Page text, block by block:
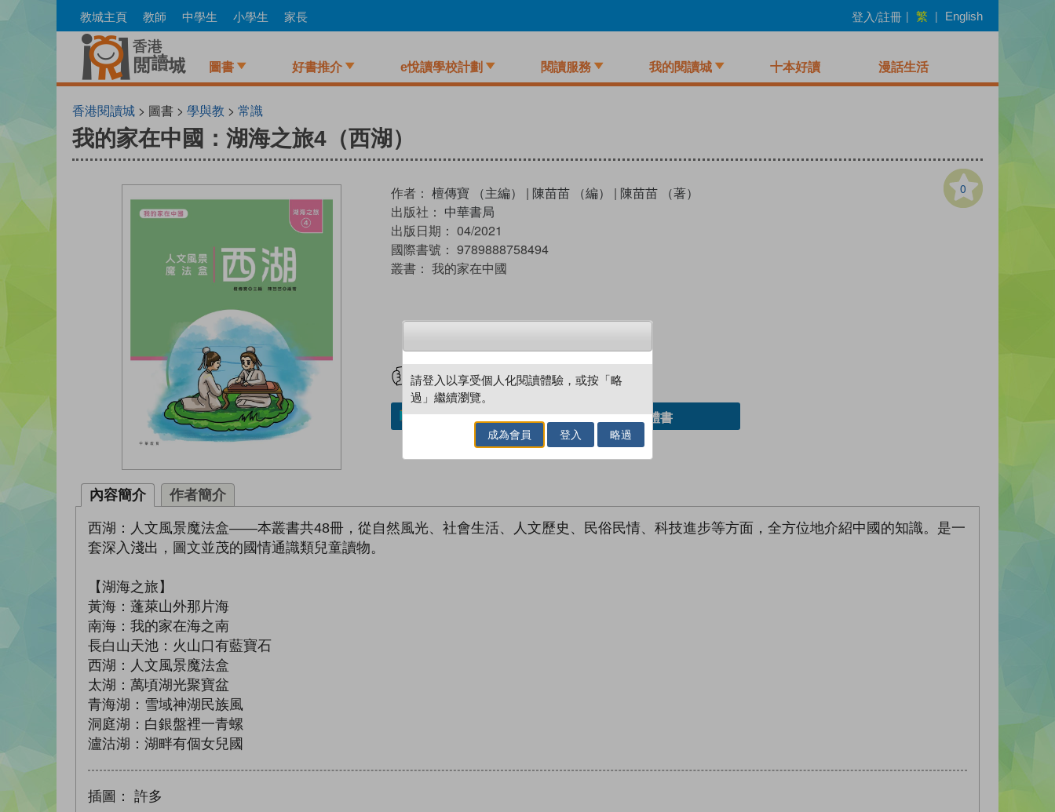
to
教城主頁 教師 中學生 小學生 家長 登入/註冊 | 繁 | English
圖書 好書推介 e悅讀學校計劃 閱讀服務 我的閱讀城 十本好讀 漫話生活
香港閱讀城 > 圖書 > 學與教 > 常識
我的家在中國：湖海之旅4（西湖）
0
作者： 檀傳寶 （主編） | 陳苗苗 （編） | 陳苗苗 （著）
出版社： 中華書局
出版日期： 04/2021
國際書號： 9789888758494
叢書： 我的家在中國
試閲 加入閱讀紀錄
加入／閱讀電子書 借閱實體書
內容簡介 作者簡介
西湖：人文風景魔法盒——本叢書共48冊，從自然風光、社會生活、人文歷史、民俗民情、科技進步等方面，全方位地介紹中國的知識。是一
套深入淺出，圖文並茂的國情通識類兒童讀物。
【湖海之旅】
黃海：蓬萊山外那片海
南海：我的家在海之南
長白山天池：火山口有藍寶石
西湖：人文風景魔法盒
太湖：萬頃湖光聚寶盆
青海湖：雪域神湖民族風
洞庭湖：白銀盤裡一青螺
瀘沽湖：湖畔有個女兒國
插圖： 許多
請登入以享受個人化閱讀體驗，或按「略
過」繼續瀏覽。
成為會員 登入 略過